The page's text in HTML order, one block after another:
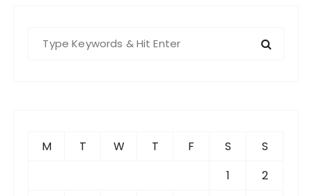
M T W T F S
S
1
2